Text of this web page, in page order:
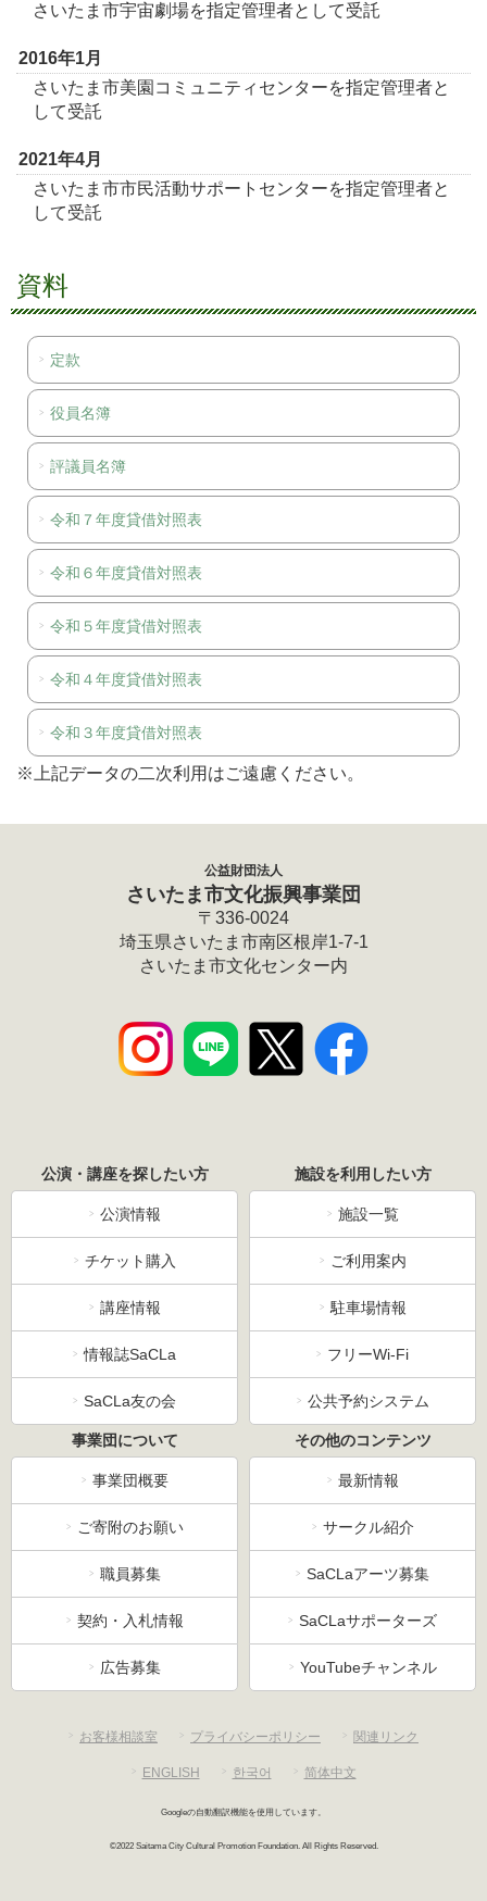
さいたま市宇宙劇場を指定管理者として受託
2016年1月
さいたま市美園コミュニティセンターを指定管理者と
して受託
2021年4月
さいたま市市民活動サポートセンターを指定管理者と
して受託
資料
定款
役員名簿
評議員名簿
令和７年度貸借対照表
令和６年度貸借対照表
令和５年度貸借対照表
令和４年度貸借対照表
令和３年度貸借対照表
※上記データの二次利用はご遠慮ください。
公益財団法人
さいたま市文化振興事業団
〒336-0024
埼玉県さいたま市南区根岸1-7-1
さいたま市文化センター内
公演・講座を探したい方
公演情報
チケット購入
講座情報
情報誌SaCLa
SaCLa友の会
施設を利用したい方
施設一覧
ご利用案内
駐車場情報
フリーWi-Fi
公共予約システム
事業団について
事業団概要
ご寄附のお願い
職員募集
契約・入札情報
広告募集
その他のコンテンツ
最新情報
サークル紹介
SaCLaアーツ募集
SaCLaサポーターズ
YouTubeチャンネル
お客様相談室 プライバシーポリシー 関連リンク
ENGLISH 한국어 简体中文
Googleの自動翻訳機能を使用しています。
©2022 Saitama City Cultural Promotion Foundation. All Rights Reserved.